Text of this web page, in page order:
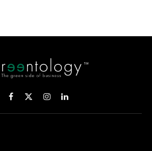
Facebook
X
(Twitter)
InstagramLinkedIn